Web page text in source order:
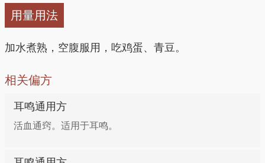
用量用法
加水煮熟，空腹服用，吃鸡蛋、青豆。
相关偏方
耳鸣通用方
活血通窍。适用于耳鸣。